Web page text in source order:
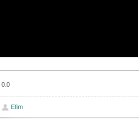
0.0
Efim